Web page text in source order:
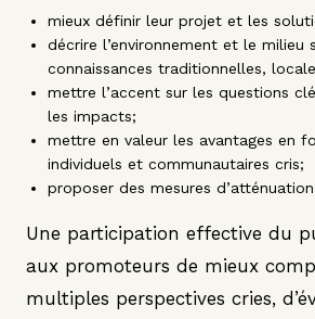
mieux définir leur projet et les
décrire l’environnement et le milieu
connaissances traditionnelles,
mettre l’accent sur les questions
les impacts;
mettre en valeur les avantages en
individuels et communautaires cris;
proposer des mesures
Une participation effective du
aux promoteurs de mieux
multiples perspectives cries,